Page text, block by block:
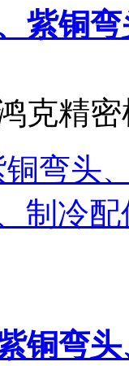
紫铜
克精
铜弯